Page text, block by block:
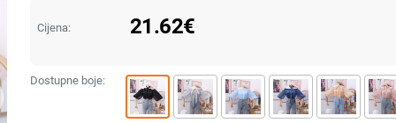
Cijena: 21.62€
Dostupne boje: